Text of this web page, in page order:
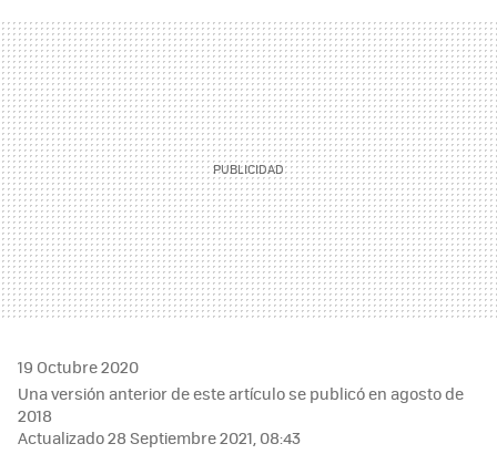
MAIL
19 Octubre 2020
Una versión anterior de este artículo se publicó en agosto de
2018
Actualizado 28 Septiembre 2021, 08:43